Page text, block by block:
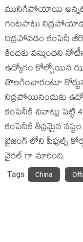
మునిగిపోయాయి
గంటపాటు
నిద్రపోవడం కంపెనీ
కిందకు వస్తుందని
ఉద్యోగం కోల్పోయిన
తొలగించారంటూ
నిద్రపోయినందుకు
కంపెనీకి చివాట్లు
కంపెనీకి తీవ్రమైన
బైజింగ్ లోని పీపుల్స్
వైరల్ గా మారింది.
Tags China